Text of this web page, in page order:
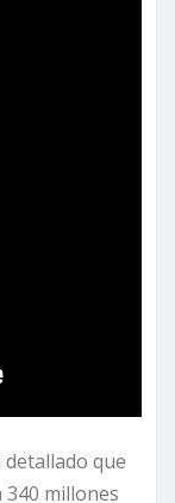
que
340 millones